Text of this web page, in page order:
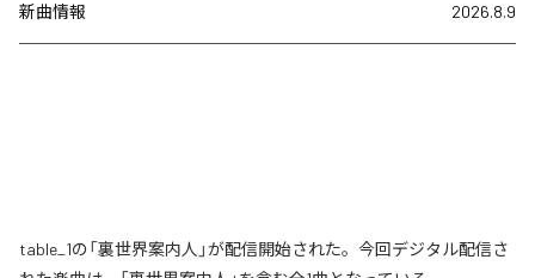
新曲情報 2026.8.9
table_1の「裏世界案内人」が配信開始された。今回デジタル配信さ